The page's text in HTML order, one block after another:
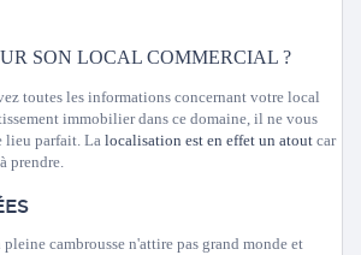
SON LOCAL COMMERCIAL ?
toutes les informations concernant votre local
immobilier dans ce domaine, il ne vous
lieu parfait. La localisation est en effet un atout car
prendre.
pleine cambrousse n'attire pas grand monde et